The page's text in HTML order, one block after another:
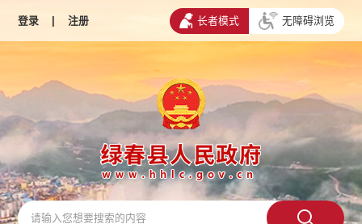
登录 | 注册 长者模式 无障碍浏览